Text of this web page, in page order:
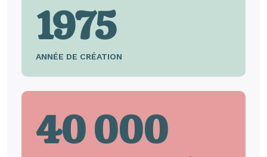
1975
ANNÉE DE CRÉATION
40 000